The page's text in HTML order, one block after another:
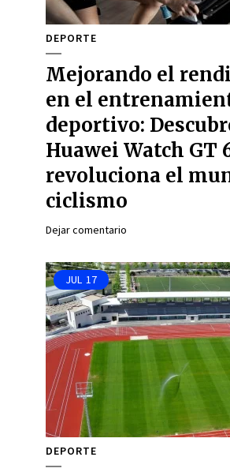
DEPORTE
Mejorando el
en el
deportivo:
Huawei Watch GT
revoluciona el
ciclismo
Dejar comentario
JUL 17
DEPORTE